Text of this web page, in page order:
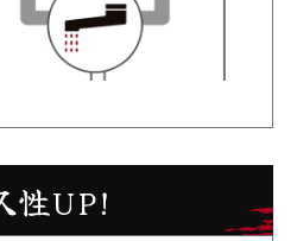
性UP!